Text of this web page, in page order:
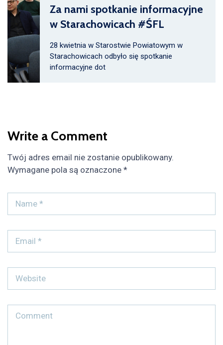
Za nami spotkanie informacyjne
w Starachowicach #ŚFL
28 kwietnia w Starostwie Powiatowym w
Starachowicach odbyło się spotkanie
informacyjne dot
Write a Comment
Twój adres email nie zostanie opublikowany.
Wymagane pola są oznaczone *